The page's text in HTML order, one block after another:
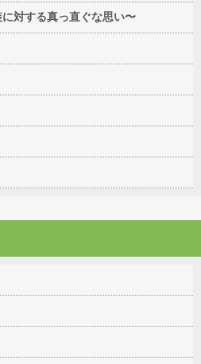
対する真っ直ぐな思い〜